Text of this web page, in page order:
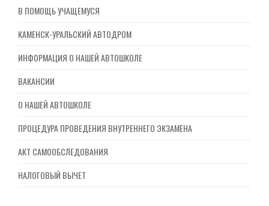
В ПОМОЩЬ УЧАЩЕМУСЯ
КАМЕНСК-УРАЛЬСКИЙ АВТОДРОМ
ИНФОРМАЦИЯ О НАШЕЙ АВТОШКОЛЕ
ВАКАНСИИ
О НАШЕЙ АВТОШКОЛЕ
ПРОЦЕДУРА ПРОВЕДЕНИЯ ВНУТРЕННЕГО ЭКЗАМЕНА
АКТ САМООБСЛЕДОВАНИЯ
НАЛОГОВЫЙ ВЫЧЕТ